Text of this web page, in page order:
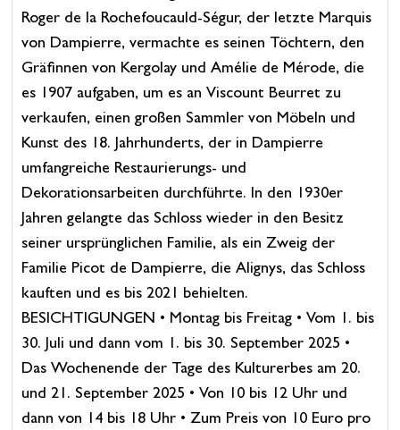
Roger de la Rochefoucauld-Ségur, der letzte Marquis
von Dampierre, vermachte es seinen Töchtern, den
Gräfinnen von Kergolay und Amélie de Mérode, die
es 1907 aufgaben, um es an Viscount Beurret zu
verkaufen, einen großen Sammler von Möbeln und
Kunst des 18. Jahrhunderts, der in Dampierre
umfangreiche Restaurierungs- und
Dekorationsarbeiten durchführte. In den 1930er
Jahren gelangte das Schloss wieder in den Besitz
seiner ursprünglichen Familie, als ein Zweig der
Familie Picot de Dampierre, die Alignys, das Schloss
kauften und es bis 2021 behielten.
BESICHTIGUNGEN • Montag bis Freitag • Vom 1. bis
30. Juli und dann vom 1. bis 30. September 2025 •
Das Wochenende der Tage des Kulturerbes am 20.
und 21. September 2025 • Von 10 bis 12 Uhr und
dann von 14 bis 18 Uhr • Zum Preis von 10 Euro pro